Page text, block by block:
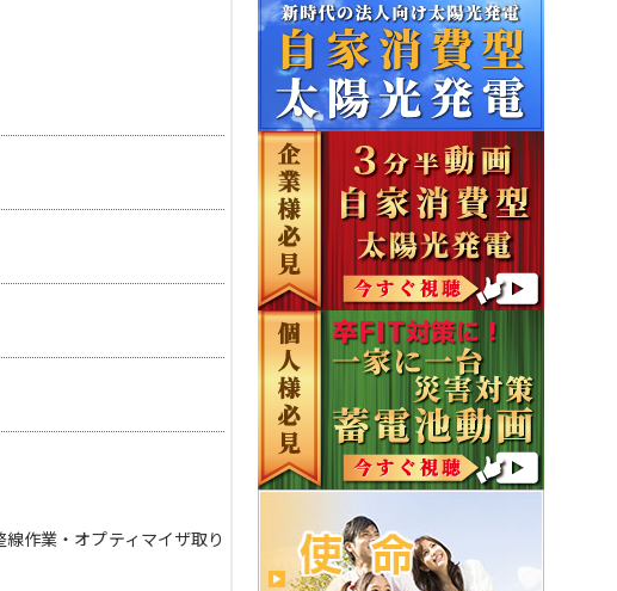
作業・オプティマイザ取り